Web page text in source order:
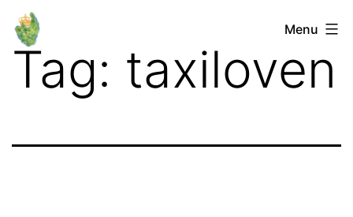
Fortsæt
indhold
Orø
Lokalforum
Menu
Tag: taxiloven